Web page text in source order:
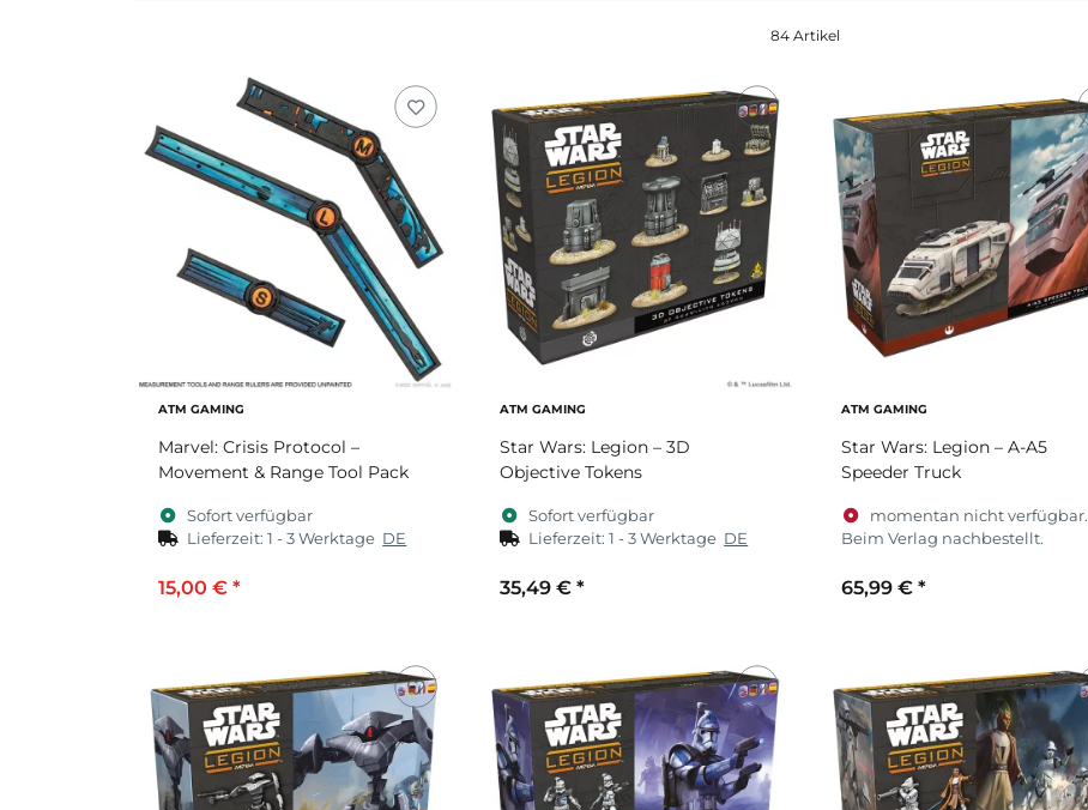
84 Artikel
ATM GAMING
Marvel: Crisis Protocol –
Movement & Range Tool Pack
Sofort verfügbar
Lieferzeit:1 - 3 Werktage DE
15,00 € *
ATM GAMING
Star Wars: Legion – 3D
Objective Tokens
Sofort verfügbar
Lieferzeit:1 - 3 Werktage DE
35,49 € *
ATM GAMING
Star Wars: Legion – A-A5
Speeder Truck
momentan nicht verfügbar.
Beim Verlag nachbestellt.
65,99 € *